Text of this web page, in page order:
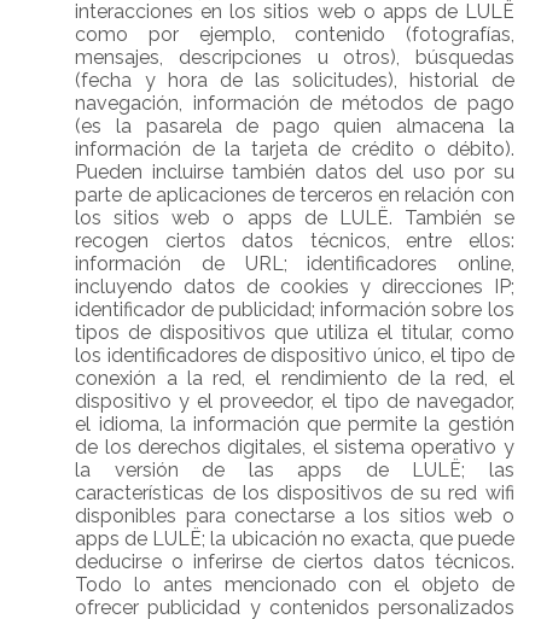
interacciones en los sitios web o apps de LULË
como por ejemplo, contenido (fotografías,
mensajes, descripciones u otros), búsquedas
(fecha y hora de las solicitudes), historial de
navegación, información de métodos de pago
(es la pasarela de pago quien almacena la
información de la tarjeta de crédito o débito).
Pueden incluirse también datos del uso por su
parte de aplicaciones de terceros en relación con
los sitios web o apps de LULË. También se
recogen ciertos datos técnicos, entre ellos:
información de URL; identificadores online,
incluyendo datos de cookies y direcciones IP;
identificador de publicidad; información sobre los
tipos de dispositivos que utiliza el titular, como
los identificadores de dispositivo único, el tipo de
conexión a la red, el rendimiento de la red, el
dispositivo y el proveedor, el tipo de navegador,
el idioma, la información que permite la gestión
de los derechos digitales, el sistema operativo y
la versión de las apps de LULË; las
características de los dispositivos de su red wifi
disponibles para conectarse a los sitios web o
apps de LULË; la ubicación no exacta, que puede
deducirse o inferirse de ciertos datos técnicos.
Todo lo antes mencionado con el objeto de
ofrecer publicidad y contenidos personalizados